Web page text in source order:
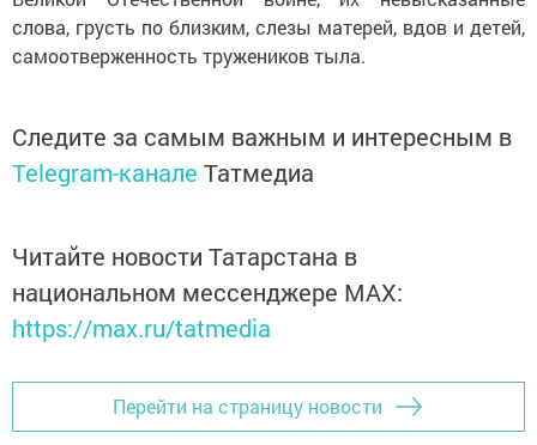
слова, грусть по близким, слезы матерей, вдов и детей,
самоотверженность тружеников тыла.
Следите за самым важным и интересным в
Telegram-канале Татмедиа
Читайте новости Татарстана в
национальном мессенджере MАХ:
https://max.ru/tatmedia
Перейти на страницу новости